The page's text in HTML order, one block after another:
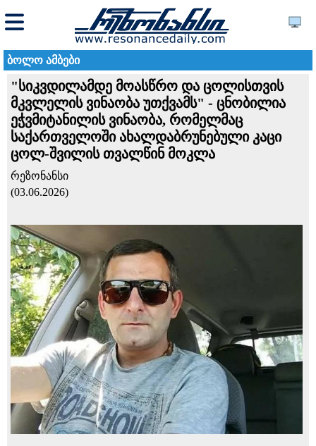
ბოლო ამბები
"სიკვდილამდე მოასწრო და ცოლისთვის
მკვლელის ვინაობა უთქვამს" - ცნობილია
ეჭვმიტანილის ვინაობა, რომელმაც
საქართველოში ახალდაბრუნებული კაცი
ცოლ-შვილის თვალწინ მოკლა
რეზონანსი
(03.06.2026)